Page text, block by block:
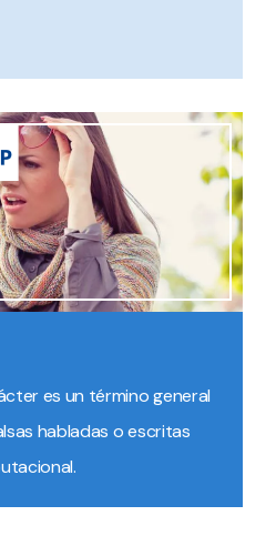
es un término general
habladas o escritas